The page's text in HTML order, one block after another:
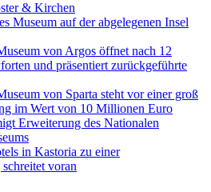
& Kirchen
Museum auf der abgelegenen Insel
von Argos öffnet nach 12
und präsentiert zurückgeführte
von Sparta steht vor einer groß
im Wert von 10 Millionen Euro
Erweiterung des Nationalen
in Kastoria zu einer
voran